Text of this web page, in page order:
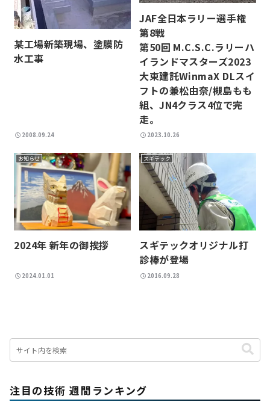
某工場新築現場、塗膜防
水工事
2008.09.24
JAF全日本ラリー選手権
第8戦
第50回 M.C.S.C.ラリーハ
イランドマスターズ2023
大東建託WinmaX DLスイ
フトの兼松由奈/槻島もも
組、JN4クラス4位で完
走。
2023.10.26
お知らせ
2024年 新年の御挨拶
2024.01.01
スギテック
スギテックオリジナル打
診棒が登場
2016.09.28
注目の技術 週間ランキング